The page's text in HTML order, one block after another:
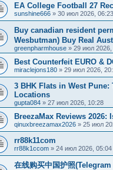
EA College Football 27
sunshine666 » 30 июл 2026, 06:23
Buy canadian resident
Wesbutman) Buy Real
greenpharmhouse » 29 июл 2026,
Best Counterfeit EURO &
miraclejons180 » 29 июл 2026,
3 BHK Flats in West
Locations
gupta084 » 27 июл 2026, 10:28
BreezaMax Reviews
qinuxbreezamax2026 » 25 июл
rr88k11com
rr88k1ccom » 24 июл 2026, 05:04
在线购买中国护照